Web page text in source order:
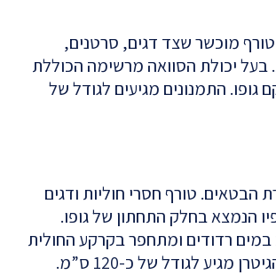
מוכשר שצד דגים, סרטנים,
בעל יכולת הסוואה מרשימה הכוללת
גופו. התמנונים מגיעים לגודל של
הבטאים. טורף חסרי חוליות ודגים
הנמצא בחלק התחתון של גופו.
במים רדודים ומתחפר בקרקע החולית
מגיע לגודל של כ-120 ס”מ.